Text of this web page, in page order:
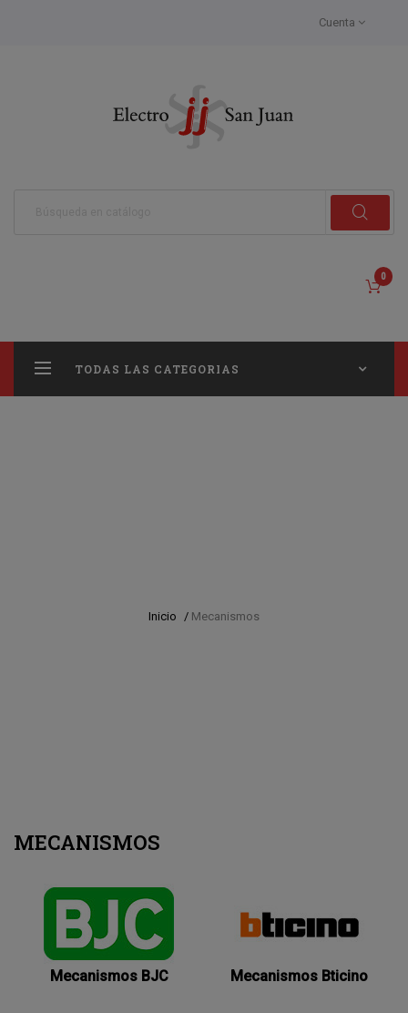
Cuenta
0
TODAS LAS CATEGORIAS
Inicio / Mecanismos
MECANISMOS
Mecanismos BJC Mecanismos Bticino